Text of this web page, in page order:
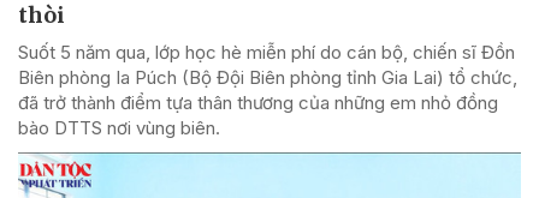
thòi
Suốt 5 năm qua, lớp học hè miễn phí do cán bộ, chiến sĩ Đồn
Biên phòng Ia Púch (Bộ Đội Biên phòng tỉnh Gia Lai) tổ chức,
đã trở thành điểm tựa thân thương của những em nhỏ đồng
bào DTTS nơi vùng biên.